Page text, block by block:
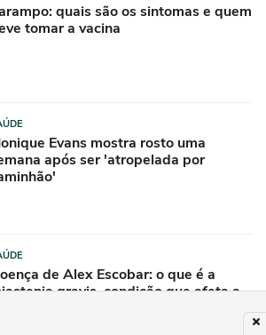
quais são os sintomas e quem
tomar a vacina
Evans mostra rosto uma
após ser 'atropelada por
de Alex Escobar: o que é a
gravis, condição que afeta a